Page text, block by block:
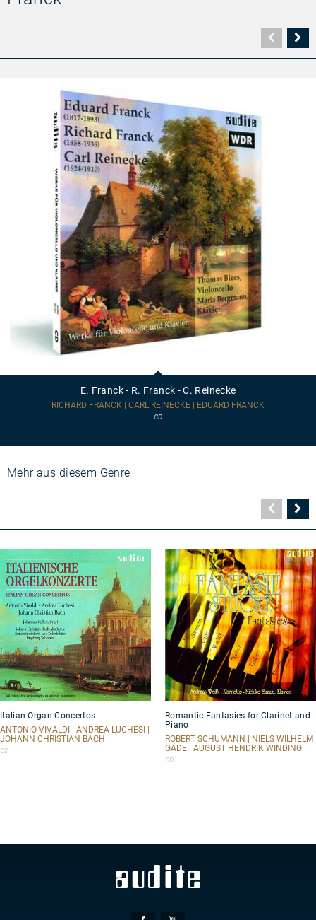
Seite
E. Franck - R. Franck - C. Reinecke
RICHARD FRANCK | CARL REINECKE | EDUARD FRANCK
CD
Mehr aus diesem Genre
Seite
Organ
Concertos
Italian Organ Concertos
ANTONIO VIVALDI | ANDREA LUCHESI |
JOHANN CHRISTIAN BACH
CD
Fantasies
for
Clarinet
and
Piano
Romantic Fantasies for Clarinet and
Piano
ROBERT SCHUMANN | NIELS WILHELM
GADE | AUGUST HENDRIK WINDING
CD